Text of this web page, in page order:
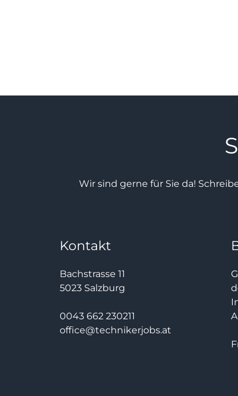
Wir sind gerne für Sie da!
Kontakt
Bachstrasse 11
5023 Salzburg
0043 662 230211
office@technikerjobs.at